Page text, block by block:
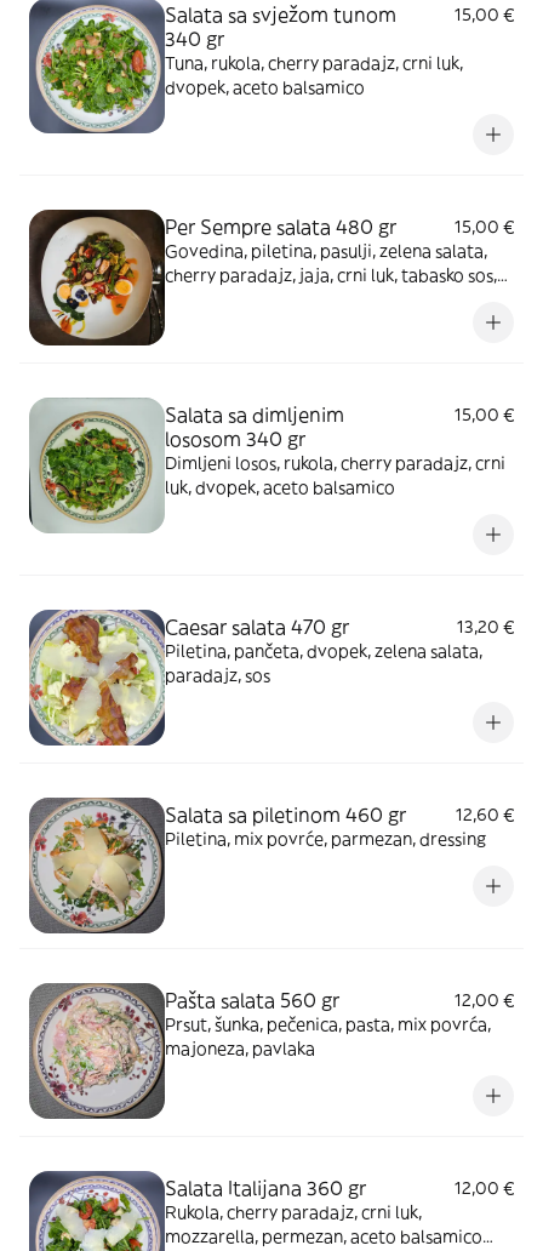
Salata sa svježom tunom
340 gr
15,00 €
Tuna, rukola, cherry paradajz, crni luk,
dvopek, aceto balsamico
Per Sempre salata 480 gr
15,00 €
Govedina, piletina, pasulji, zelena salata,
cherry paradajz, jaja, crni luk, tabasko sos,
Salata sa dimljenim
lososom 340 gr
15,00 €
Dimljeni losos, rukola, cherry paradajz, crni
luk, dvopek, aceto balsamico
Caesar salata 470 gr
13,20 €
Piletina, pančeta, dvopek, zelena salata,
paradajz, sos
Salata sa piletinom 460 gr
12,60 €
Piletina, mix povrće, parmezan, dressing
Pašta salata 560 gr
12,00 €
Prsut, šunka, pečenica, pasta, mix povrća,
majoneza, pavlaka
Salata Italijana 360 gr
12,00 €
Rukola, cherry paradajz, crni luk,
mozzarella, permezan, aceto balsamico